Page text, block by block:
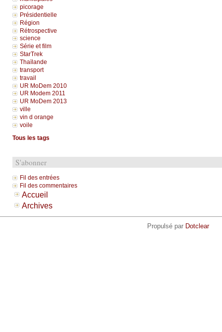
picorage
Présidentielle
Région
Rétrospective
science
Série et film
StarTrek
Thaïlande
transport
travail
UR MoDem 2010
UR Modem 2011
UR MoDem 2013
ville
vin d orange
voile
Tous les tags
S'abonner
Fil des entrées
Fil des commentaires
Accueil
Archives
Propulsé par Dotclear